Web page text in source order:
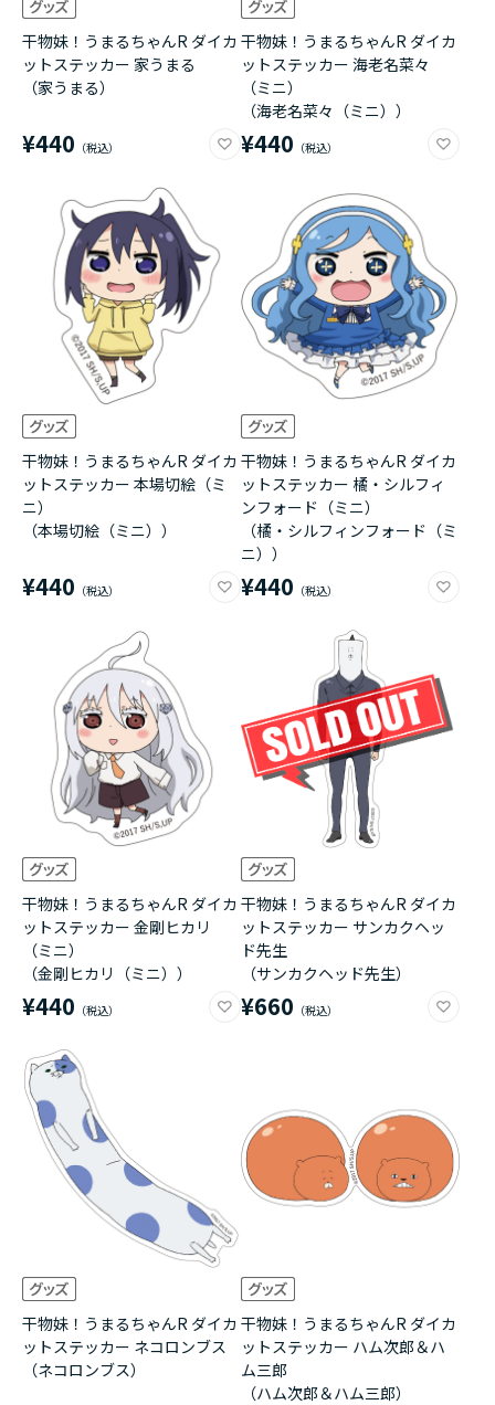
干物妹！うまるちゃんR ダイカ
ットステッカー 家うまる
（家うまる）
¥440
干物妹！うまるちゃんR ダイカ
ットステッカー 海老名菜々
（ミニ）
（海老名菜々（ミニ））
¥440
干物妹！うまるちゃんR ダイカ
ットステッカー 本場切絵（ミ
ニ）
（本場切絵（ミニ））
¥440
干物妹！うまるちゃんR ダイカ
ットステッカー 橘・シルフィ
ンフォード（ミニ）
（橘・シルフィンフォード（ミ
ニ））
¥440
干物妹！うまるちゃんR ダイカ
ットステッカー 金剛ヒカリ
（ミニ）
（金剛ヒカリ（ミニ））
¥440
干物妹！うまるちゃんR ダイカ
ットステッカー サンカクヘッ
ド先生
（サンカクヘッド先生）
¥660
干物妹！うまるちゃんR ダイカ
ットステッカー ネコロンブス
（ネコロンブス）
干物妹！うまるちゃんR ダイカ
ットステッカー ハム次郎＆ハ
ム三郎
（ハム次郎＆ハム三郎）